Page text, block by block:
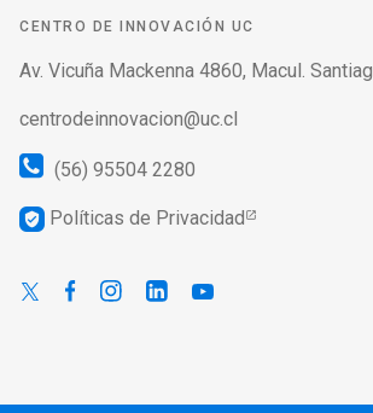
CENTRO DE INNOVACIÓN UC
Av. Vicuña Mackenna 4860, Macul.
centrodeinnovacion@uc.cl
(56) 95504 2280
verified_user Políticas de Privacidad